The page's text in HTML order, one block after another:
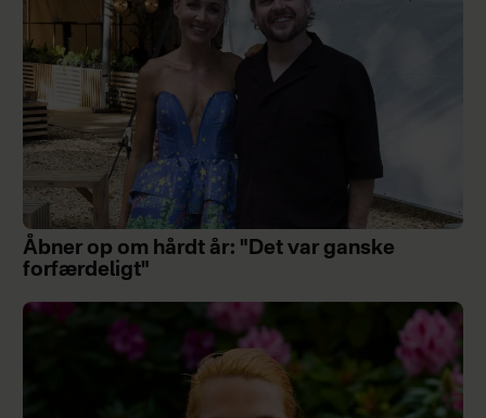
Åbner op om hårdt år: "Det var ganske
forfærdeligt"